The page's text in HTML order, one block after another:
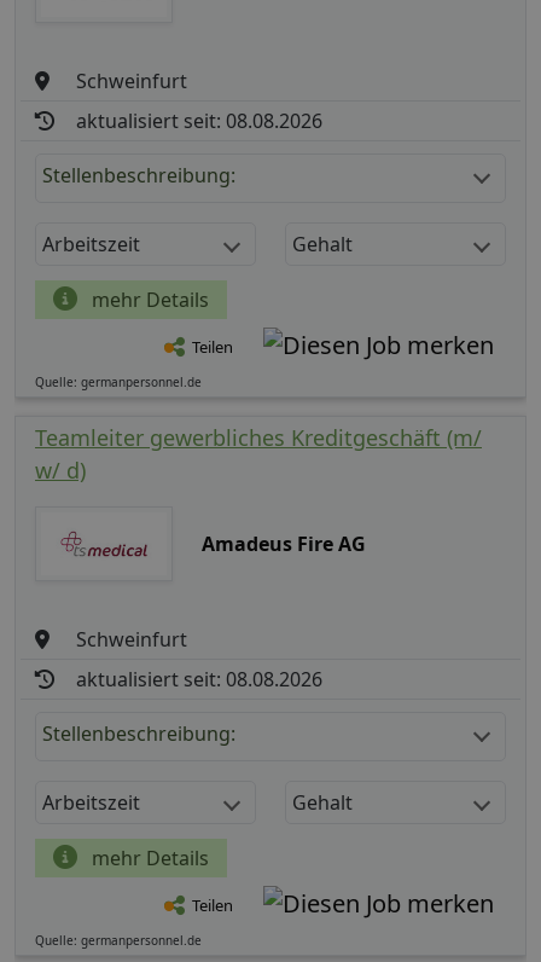
Schweinfurt
aktualisiert seit: 08.08.2026
Stellenbeschreibung:
Arbeitszeit Gehalt
mehr Details
Teilen
Quelle: germanpersonnel.de
Teamleiter gewerbliches Kreditgeschäft (m/
w/ d)
Amadeus Fire AG
Schweinfurt
aktualisiert seit: 08.08.2026
Stellenbeschreibung:
Arbeitszeit Gehalt
mehr Details
Teilen
Quelle: germanpersonnel.de